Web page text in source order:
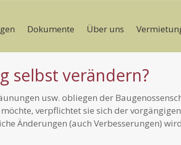
Dokumente Über uns
selbst verändern?
usw. obliegen der
verpflichtet sie sich der
Änderungen (auch Verbesserungen)